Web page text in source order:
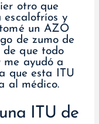
otro que
escalofríos y
un AZO
de zumo de
de que todo
ayudó a
que esta ITU
al médico.
ITU de